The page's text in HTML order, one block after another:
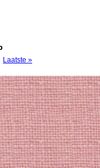
Laatste »